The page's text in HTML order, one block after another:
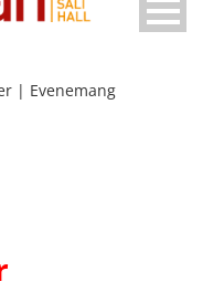
| Evenemang